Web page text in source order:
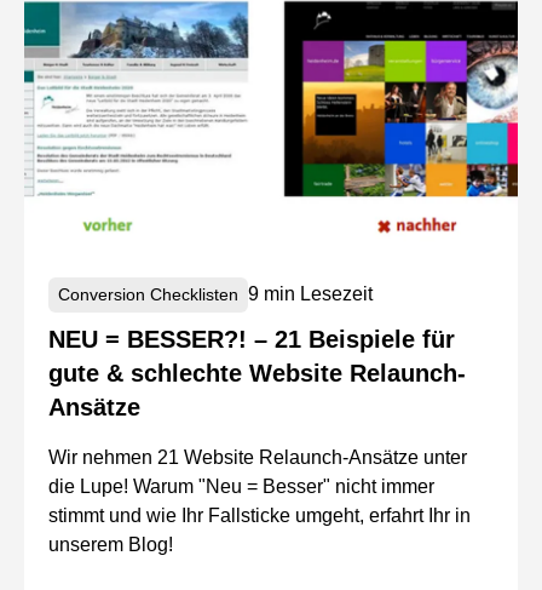
Conversion Checklisten 9 min Lesezeit
NEU = BESSER?! – 21 Beispiele für
gute & schlechte Website Relaunch-
Ansätze
Wir nehmen 21 Website Relaunch-Ansätze unter
die Lupe! Warum "Neu = Besser" nicht immer
stimmt und wie Ihr Fallsticke umgeht, erfahrt Ihr in
unserem Blog!